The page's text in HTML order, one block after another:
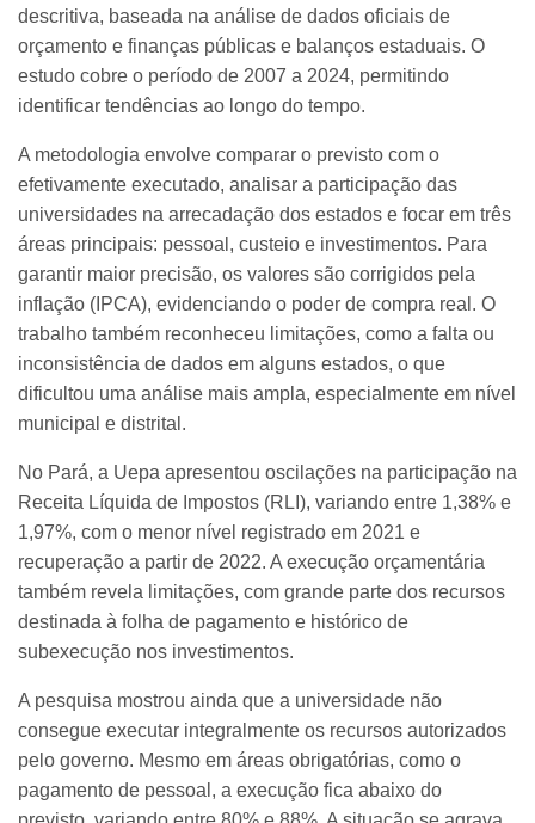
descritiva, baseada na análise de dados oficiais de
orçamento e finanças públicas e balanços estaduais. O
estudo cobre o período de 2007 a 2024, permitindo
identificar tendências ao longo do tempo.
A metodologia envolve comparar o previsto com o
efetivamente executado, analisar a participação das
universidades na arrecadação dos estados e focar em três
áreas principais: pessoal, custeio e investimentos. Para
garantir maior precisão, os valores são corrigidos pela
inflação (IPCA), evidenciando o poder de compra real. O
trabalho também reconheceu limitações, como a falta ou
inconsistência de dados em alguns estados, o que
dificultou uma análise mais ampla, especialmente em nível
municipal e distrital.
No Pará, a Uepa apresentou oscilações na participação na
Receita Líquida de Impostos (RLI), variando entre 1,38% e
1,97%, com o menor nível registrado em 2021 e
recuperação a partir de 2022. A execução orçamentária
também revela limitações, com grande parte dos recursos
destinada à folha de pagamento e histórico de
subexecução nos investimentos.
A pesquisa mostrou ainda que a universidade não
consegue executar integralmente os recursos autorizados
pelo governo. Mesmo em áreas obrigatórias, como o
pagamento de pessoal, a execução fica abaixo do